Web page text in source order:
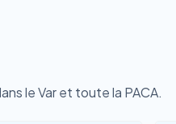
le Var et toute la PACA.